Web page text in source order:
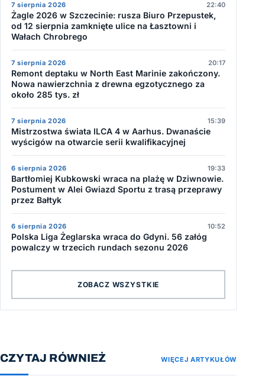
7 sierpnia 2026 22:40
Żagle 2026 w Szczecinie: rusza Biuro Przepustek,
od 12 sierpnia zamknięte ulice na Łasztowni i
Wałach Chrobrego
7 sierpnia 2026 20:17
Remont deptaku w North East Marinie zakończony.
Nowa nawierzchnia z drewna egzotycznego za
około 285 tys. zł
7 sierpnia 2026 15:39
Mistrzostwa świata ILCA 4 w Aarhus. Dwanaście
wyścigów na otwarcie serii kwalifikacyjnej
6 sierpnia 2026 19:33
Bartłomiej Kubkowski wraca na plażę w Dziwnowie.
Postument w Alei Gwiazd Sportu z trasą przeprawy
przez Bałtyk
6 sierpnia 2026 10:52
Polska Liga Żeglarska wraca do Gdyni. 56 załóg
powalczy w trzecich rundach sezonu 2026
ZOBACZ WSZYSTKIE
CZYTAJ RÓWNIEŻ WIĘCEJ ARTYKUŁÓW